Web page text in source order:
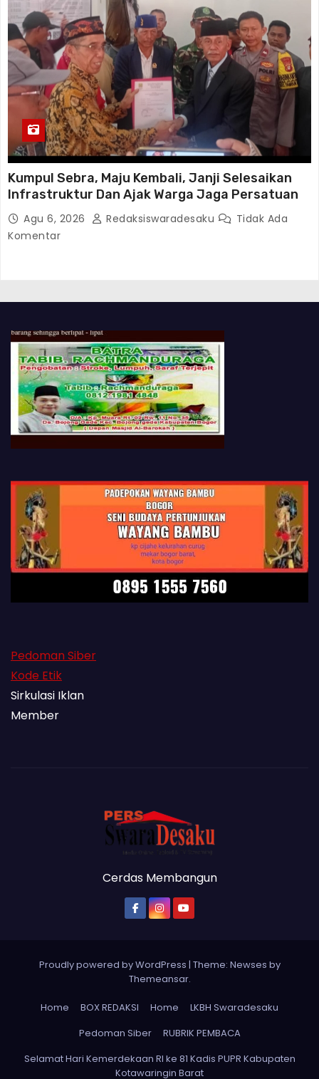
Kumpul Sebra, Maju Kembali, Janji Selesaikan
Infrastruktur Dan Ajak Warga Jaga Persatuan
Agu 6, 2026 Redaksiswaradesaku
Tidak Ada
Komentar
Pedoman Siber
Kode Etik
Sirkulasi Iklan
Member
Cerdas Membangun
Proudly powered by WordPress | Theme: Newses by
Themeansar.
Home BOX REDAKSI Home
LKBH Swaradesaku
Pedoman Siber
RUBRIK PEMBACA
Selamat Hari Kemerdekaan RI ke 81 Kadis PUPR Kabupaten
Kotawaringin Barat